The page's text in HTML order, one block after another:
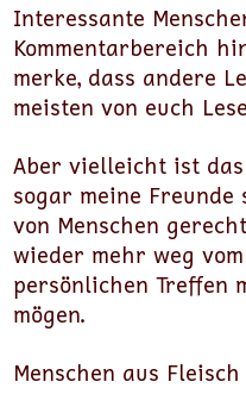
Interessante
Kommentarbereich
merke, dass andere
meisten von euch
Aber vielleicht ist das
sogar meine
von Menschen
wieder mehr weg
persönlichen Treffen
mögen.
Menschen aus